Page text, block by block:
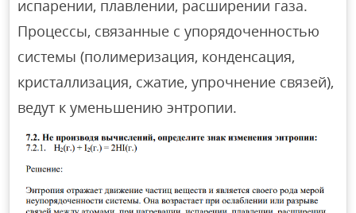
испарении, плавлении, расширении газа.
Процессы, связанные с упорядоченностью
системы (полимеризация, конденсация,
кристаллизация, сжатие, упрочнение связей),
ведут к уменьшению энтропии.